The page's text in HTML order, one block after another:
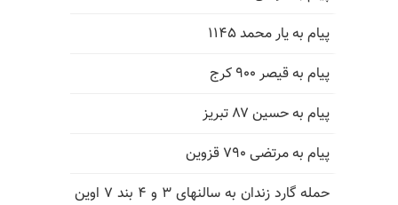
پیام به یار محمد ۱۱۴۵
پیام به قیصر ۹۰۰ کرج
پیام به حسین ۸۷ تبریز
پیام به مرتضی ۷۹۰ قزوین
حمله گارد زندان به سالنهای ۳ و ۴ بند ۷ اوین